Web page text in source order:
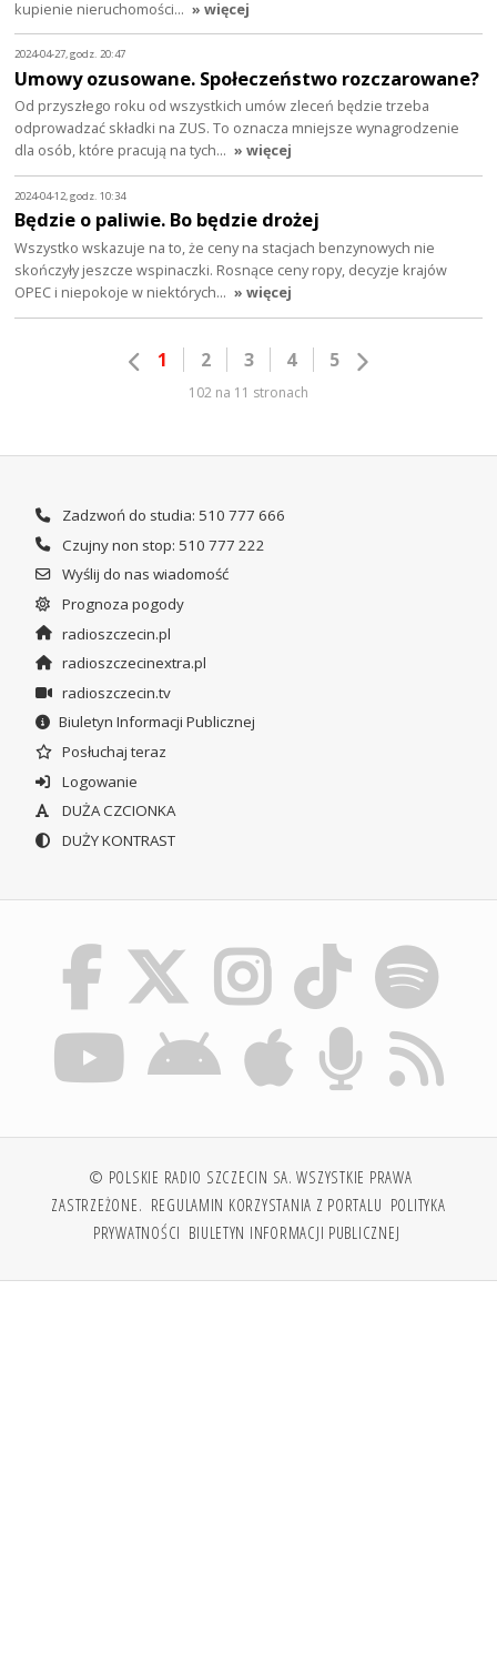
kupienie nieruchomości… » więcej
2024-04-27, godz. 20:47
Umowy ozusowane. Społeczeństwo rozczarowane?
Od przyszłego roku od wszystkich umów zleceń będzie trzeba
odprowadzać składki na ZUS. To oznacza mniejsze wynagrodzenie
dla osób, które pracują na tych… » więcej
2024-04-12, godz. 10:34
Będzie o paliwie. Bo będzie drożej
Wszystko wskazuje na to, że ceny na stacjach benzynowych nie
skończyły jeszcze wspinaczki. Rosnące ceny ropy, decyzje krajów
OPEC i niepokoje w niektórych… » więcej
1 2 3 4 5
102 na 11 stronach
Zadzwoń do studia: 510 777 666
Czujny non stop: 510 777 222
Wyślij do nas wiadomość
Prognoza pogody
radioszczecin.pl
radioszczecinextra.pl
radioszczecin.tv
Biuletyn Informacji Publicznej
Posłuchaj teraz
Logowanie
DUŻA CZCIONKA
DUŻY KONTRAST
© POLSKIE RADIO SZCZECIN SA. WSZYSTKIE PRAWA
ZASTRZEŻONE. REGULAMIN KORZYSTANIA Z PORTALU POLITYKA
PRYWATNOŚCI BIULETYN INFORMACJI PUBLICZNEJ